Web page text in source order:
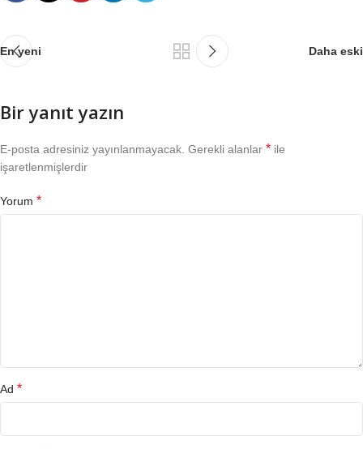
En yeni Daha eski
Bir yanıt yazın
E-posta adresiniz yayınlanmayacak. Gerekli alanlar * ile
işaretlenmişlerdir
Yorum *
Ad *